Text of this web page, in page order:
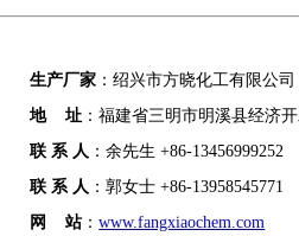
生产厂家 ：绍兴市方晓化工有限公司
地 址 ：福建省三明市明溪县经济
联 系 人 ：余先生 +86-13456999252
联 系 人 ：郭女士 +86-13958545771
网 站：www.fangxiaochem.com